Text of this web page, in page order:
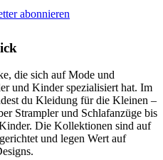
abonnieren
die sich auf Mode und
und Kinder spezialisiert hat. Im
du Kleidung für die Kleinen –
Strampler und Schlafanzüge bis
Die Kollektionen sind auf
und legen Wert auf